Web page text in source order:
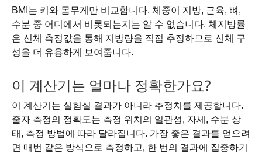
BMI는 키와 몸무게만 비교합니다. 체중이 지방, 근육, 뼈,
수분 중 어디에서 비롯되는지는 알 수 없습니다. 체지방률
은 신체 측정값을 통해 지방량을 직접 추정하므로 신체 구
성을 더 유용하게 보여줍니다.
이 계산기는 얼마나 정확한가요?
이 계산기는 실험실 결과가 아니라 추정치를 제공합니다.
줄자 측정의 정확도는 측정 위치의 일관성, 자세, 수분 상
태, 측정 방법에 따라 달라집니다. 가장 좋은 결과를 얻으려
면 매번 같은 방식으로 측정하고, 한 번의 결과에 집중하기